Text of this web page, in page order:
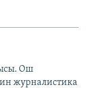
Ош
журналистика